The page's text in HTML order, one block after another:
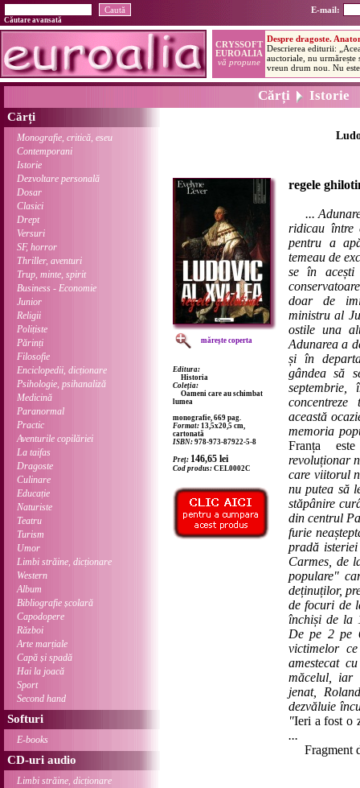
E-mail:
Căutare avansată
Cărți Istorie
Cărți
Monografie, critică, eseu
Contemporani
Istorie
Dezvoltare personală
Dosar
Clasici
Drept
Versuri
SF, horror
Thriller, aventuri
Trup, minte, spirit
Business - Economie
Junior
Religii
Polițiste
Părinți
Filosofie
Enciclopedii, dicționare
Psihologie, psihanaliză
Medicină
Paranormal
Practic
Aventurile copilăriei
La taifas
Dragoste
Culinare
Educație
Naturiste
Teatru
Turism
Umor
Limbi străine, dicționare
Western
Album
Bibliografie școlară
Capodopere
Război
Arte marțiale
Capă și spadă
Hai la joacă
Sport
Second hand
Softuri
E-books
CD-uri audio
Limbi străine, dicționare
mărește coperta
Editura:
Historia
Coleția:
Oameni care au schimbat
lumea
monografie, 669 pag.
Format: 13,5x20,5 cm,
cartonată
ISBN: 978-973-87922-5-8
Preț: 146,65 lei
Cod produs: CEL0002C
regele
...
ridicau între
pentru a
temeau de
se în acești
doar de
ministru al
ostile una
Adunarea a
și în
gândea să
septembrie,
această
memoria
Franța
revoluționar
care viitorul
nu putea să
stăpânire
din centrul
furie
pradă
Carmes, de
populare"
deținuților,
de focuri de
închiși de la
De pe 2 pe
victimelor
amestecat
măcelul, iar
jenat,
dezvăluie
"Ieri a fost o
...
Fragment